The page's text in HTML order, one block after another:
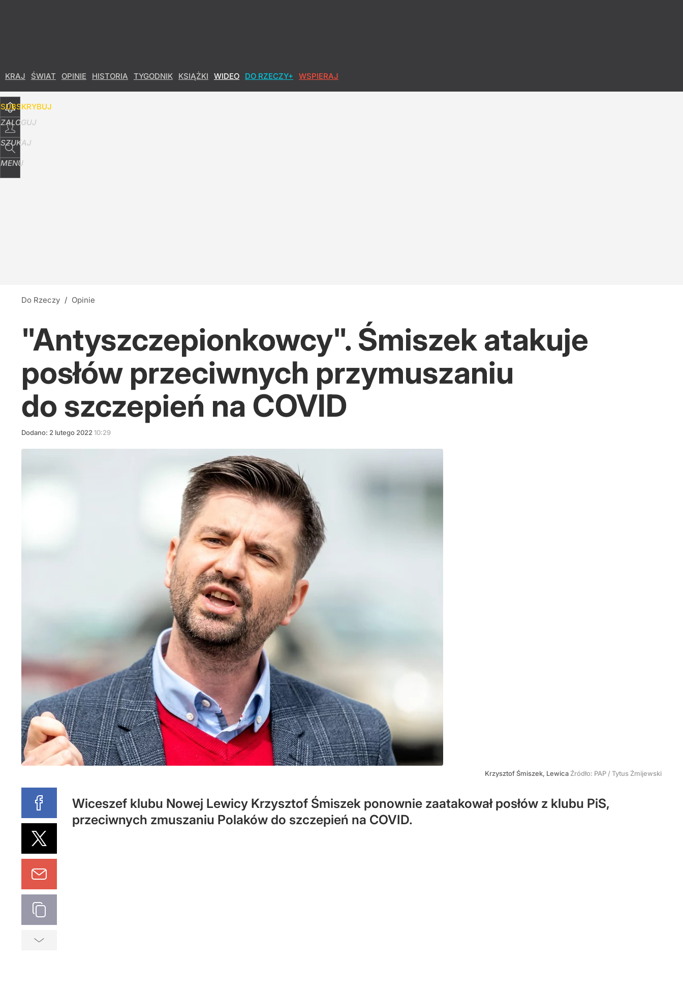
KRAJ ŚWIAT OPINIE HISTORIA TYGODNIK KSIĄŻKI WIDEO DO RZECZY+ WSPIERAJ
SUBSKRYBUJ
ZALOGUJ
SZUKAJ
MENU
Do Rzeczy / Opinie
"Antyszczepionkowcy". Śmiszek atakuje
posłów przeciwnych przymuszaniu
do szczepień na COVID
Dodano: 2 lutego 2022 10:29
Krzysztof Śmiszek, Lewica Źródło: PAP /Tytus Żmijewski
Wiceszef klubu Nowej Lewicy Krzysztof Śmiszek ponownie zaatakował posłów z klubu PiS,
przeciwnych zmuszaniu Polaków do szczepień na COVID.